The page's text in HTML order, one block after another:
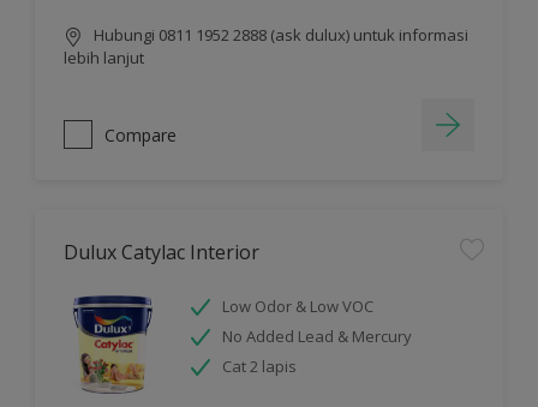
Hubungi 0811 1952 2888 (ask dulux) untuk informasi
lebih lanjut
Compare
Dulux Catylac Interior
Low Odor & Low VOC
No Added Lead & Mercury
Cat 2 lapis